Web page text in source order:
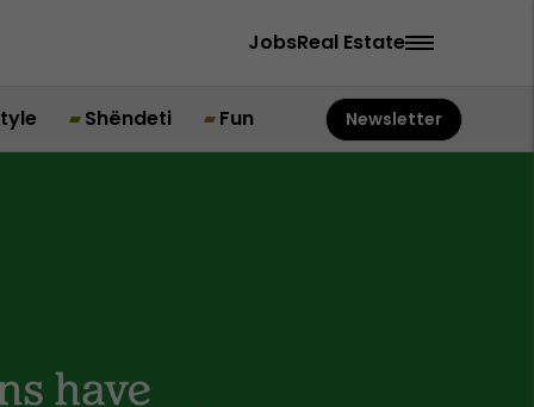
JobsReal Estate
Shëndeti Fun Newsletter